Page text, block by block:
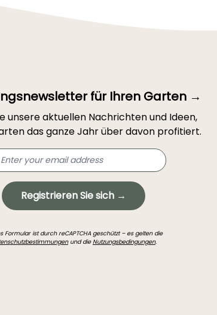
für Ihren Garten →
unsere aktuellen Nachrichten und Ideen,
das ganze Jahr über davon profitiert.
Registrieren Sie sich →
Formular ist durch reCAPTCHA geschützt – es gelten die
und dieNutzungsbedingungen.